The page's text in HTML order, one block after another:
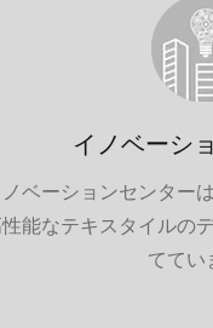
イノベーシ
ベーションセンター
能なテキスタイルの
ててい